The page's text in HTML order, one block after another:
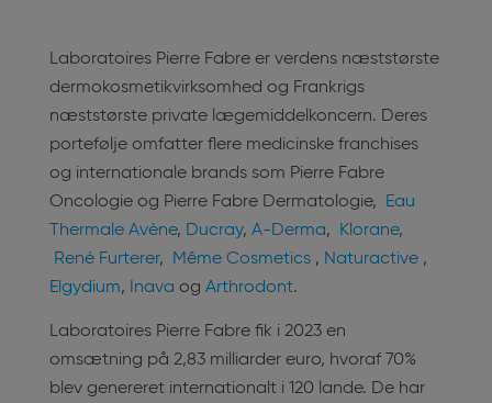
Laboratoires Pierre Fabre er verdens næststørste
dermokosmetikvirksomhed og Frankrigs
næststørste private lægemiddelkoncern. Deres
portefølje omfatter flere medicinske franchises
og internationale brands som Pierre Fabre
Oncologie og Pierre Fabre Dermatologie,
Eau
Thermale Avène, Ducray, A-Derma, Klorane,
René Furterer, Même Cosmetics , Naturactive ,
Elgydium, Inava og Arthrodont.
Laboratoires Pierre Fabre fik i 2023 en
omsætning på 2,83 milliarder euro, hvoraf 70%
blev genereret internationalt i 120 lande. De har